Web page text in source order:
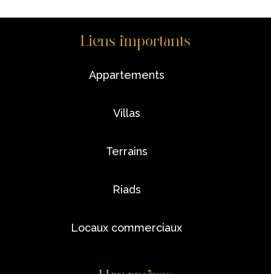
Liens importants
appartements
villas
terrains
riads
locaux commerciaux